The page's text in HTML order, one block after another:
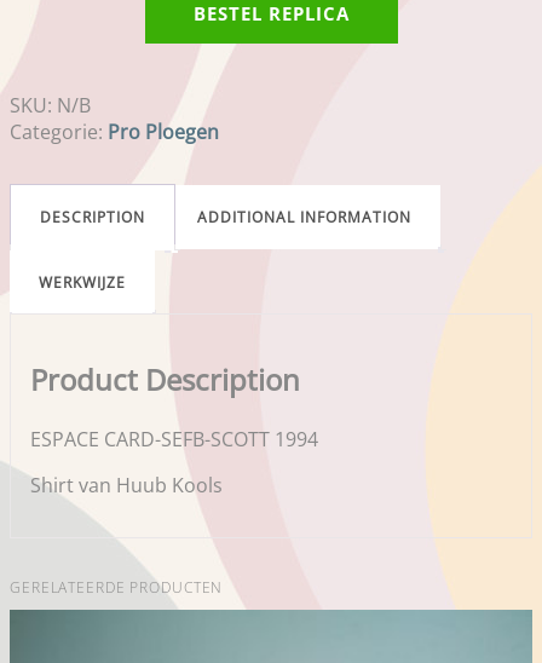
BESTEL REPLICA
SKU: N/B
Categorie: Pro Ploegen
DESCRIPTION ADDITIONAL INFORMATION
WERKWIJZE
Product Description
ESPACE CARD-SEFB-SCOTT 1994
Shirt van Huub Kools
GERELATEERDE PRODUCTEN